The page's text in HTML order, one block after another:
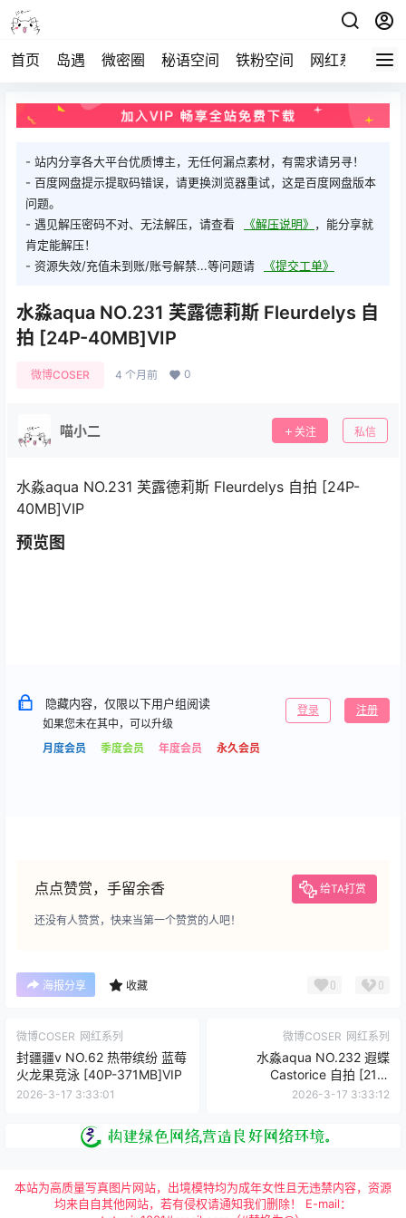
首页 岛遇 微密圈 秘语空间 铁粉空间 网红系列 打
- 站内分享各大平台优质博主，无任何漏点素材，有需求请另寻！
- 百度网盘提示提取码错误，请更换浏览器重试，这是百度网盘版本
问题。
- 遇见解压密码不对、无法解压，请查看
《解压说明》 ，能分享就
肯定能解压！
- 资源失效/充值未到账/账号解禁...等问题请
《提交工单》
水淼aqua NO.231 芙露德莉斯 Fleurdelys 自
拍 [24P-40MB]VIP
微博COSER 4 个月前 0
喵小二 关注 私信
水淼aqua NO.231 芙露德莉斯 Fleurdelys 自拍 [24P-
40MB]VIP
预览图
隐藏内容，仅限以下用户组阅读
如果您未在其中，可以升级
月度会员
季度会员 年度会员 永久会员
登录 注册
点点赞赏，手留余香 给TA打赏
还没有人赞赏，快来当第一个赞赏的人吧！
海报分享 收藏 0 0
微博COSER 网红系列
封疆疆v NO.62 热带缤纷 蓝莓
火龙果竞泳 [40P-371MB]VIP
2026-3-17 3:33:01
微博COSER 网红系列
水淼aqua NO.232 遐蝶
Castorice 自拍 [21P-
31MB]VIP
2026-3-17 3:33:12
本站为高质量写真图片网站，出境模特均为成年女性且无违禁内容，资源
均来自自其他网站，若有侵权请通知我们删除！ E-mail：